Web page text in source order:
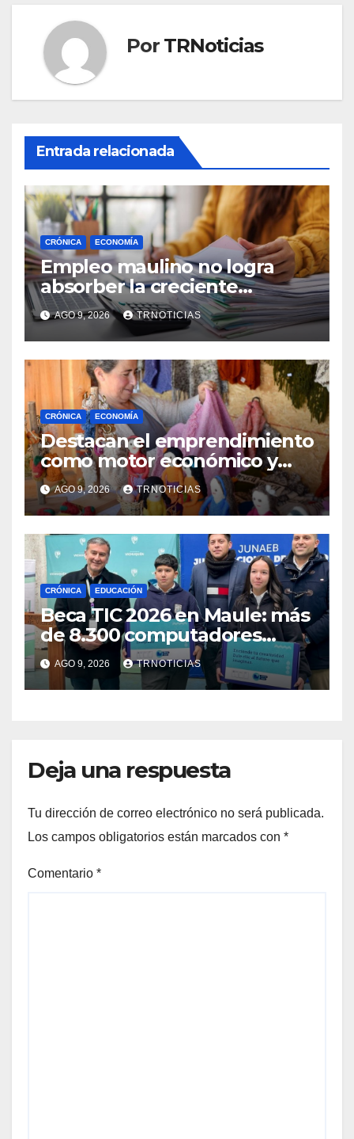
Por TRNoticias
Entrada relacionada
CRÓNICA ECONOMÍA
Empleo maulino no logra
absorber la creciente
demanda por trabajo
AGO 9, 2026 TRNOTICIAS
CRÓNICA ECONOMÍA
Destacan el emprendimiento
como motor económico y
anuncia fortalecer apoyos
para empleo autónomo
AGO 9, 2026 TRNOTICIAS
CRÓNICA EDUCACIÓN
Beca TIC 2026 en Maule: más
de 8.300 computadores
están siendo entregados en
la región
AGO 9, 2026 TRNOTICIAS
Deja una respuesta
Tu dirección de correo electrónico no será publicada.
Los campos obligatorios están marcados con *
Comentario *